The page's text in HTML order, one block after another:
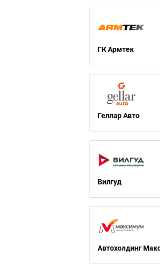
ГК Армтек
Геллар Авто
Вилгуд
Автохолдинг